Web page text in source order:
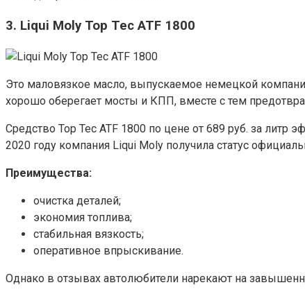
3. Liqui Moly Top Tec ATF 1800
Это маловязкое масло, выпускаемое немецкой
хорошо оберегает мосты и КПП, вместе с тем
Средство Top Tec ATF 1800 по цене от 689 руб. за литр
2020 году компания Liqui Moly получила статус
Преимущества:
очистка деталей;
экономия топлива;
стабильная вязкость;
оперативное впрыскивание.
Однако в отзывах автолюбители нарекают на